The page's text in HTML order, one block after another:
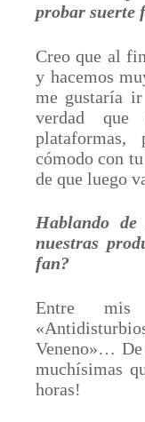
probar suerte
Creo que al
y hacemos
me gustaría
verdad
cómodo con
de que luego
Hablando
nuestras
fan?
Entre mis
Veneno»…
muchísimas
horas!